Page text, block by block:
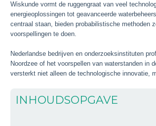
INZICHTEN
EN
BIG
BASS
SPLASH
Wiskunde vormt de ruggengraat van veel
energieoplossingen tot geavanceerde
centraal staan, bieden probabilistische methoden
voorspellingen te doen.
Nederlandse bedrijven en onderzoeksinstituten
Noordzee of het voorspellen van waterstanden in
versterkt niet alleen de technologische innovatie,
INHOUDSOPGAVE